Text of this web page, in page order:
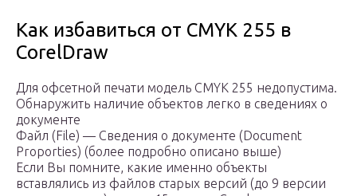
Как избавиться от CMYK 255 в
CorelDraw
Для офсетной печати модель CMYK 255 недопустима.
Обнаружить наличие объектов легко в сведениях о
документе
Файл (File) — Сведения о документе (Document
Proporties) (более подробно описано выше)
Если Вы помните, какие именно объекты
вставлялись из файлов старых версий (до 9 версии